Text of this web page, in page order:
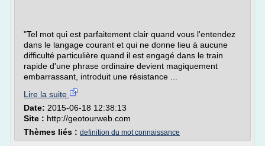
"Tel mot qui est parfaitement clair quand vous l'entendez
dans le langage courant et qui ne donne lieu à aucune
difficulté particulière quand il est engagé dans le train
rapide d'une phrase ordinaire devient magiquement
embarrassant, introduit une résistance ...
Lire la suite
Date: 2015-06-18 12:38:13
Site : http://geotourweb.com
Thèmes liés : definition du mot connaissance